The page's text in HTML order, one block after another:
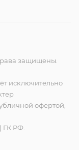
защищены.
исключительно
офертой,
ГК РФ.